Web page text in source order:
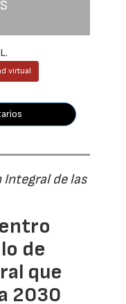
virtual
de las
de
que
2030